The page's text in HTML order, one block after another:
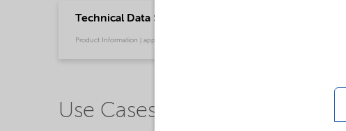
Technical Data Sheet Expancel 909 DU 80 - Global
Product Information | application/pdf (449,9 KB) | English
Use Cases